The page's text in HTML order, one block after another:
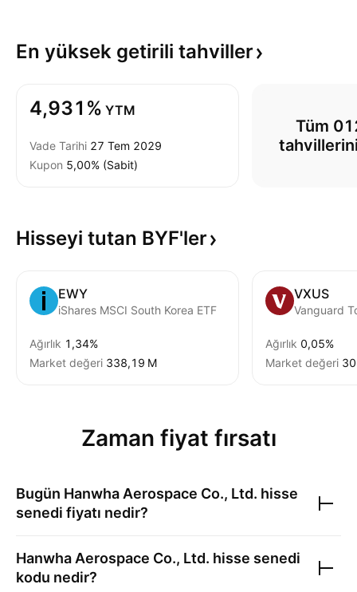
En yüksek getirili tahviller
4,931% YTM
Vade Tarihi 27 Tem 2029
Kupon 5,00% (Sabit)
Tüm
Hisseyi tutan BYF'ler
EWY
iShares MSCI South Korea ETF
Ağırlık 1,34%
Market değeri ‪338,19 M‬
VXUS
Ağırlık 0,05%
Market değeri
Zaman fiyat fırsatı
Bugün Hanwha Aerospace Co., Ltd. hisse
senedi fiyatı nedir?
Hanwha Aerospace Co., Ltd. hisse senedi
kodu nedir?